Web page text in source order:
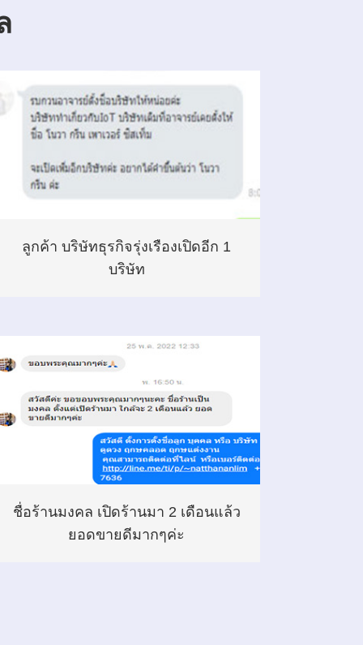
ลูกค้า บริษัทธุรกิจรุ่งเรืองเปิดอีก 1
บริษัท
ชื่อร้านมงคล เปิดร้านมา 2 เดือนแล้ว
ยอดขายดีมากๆค่ะ